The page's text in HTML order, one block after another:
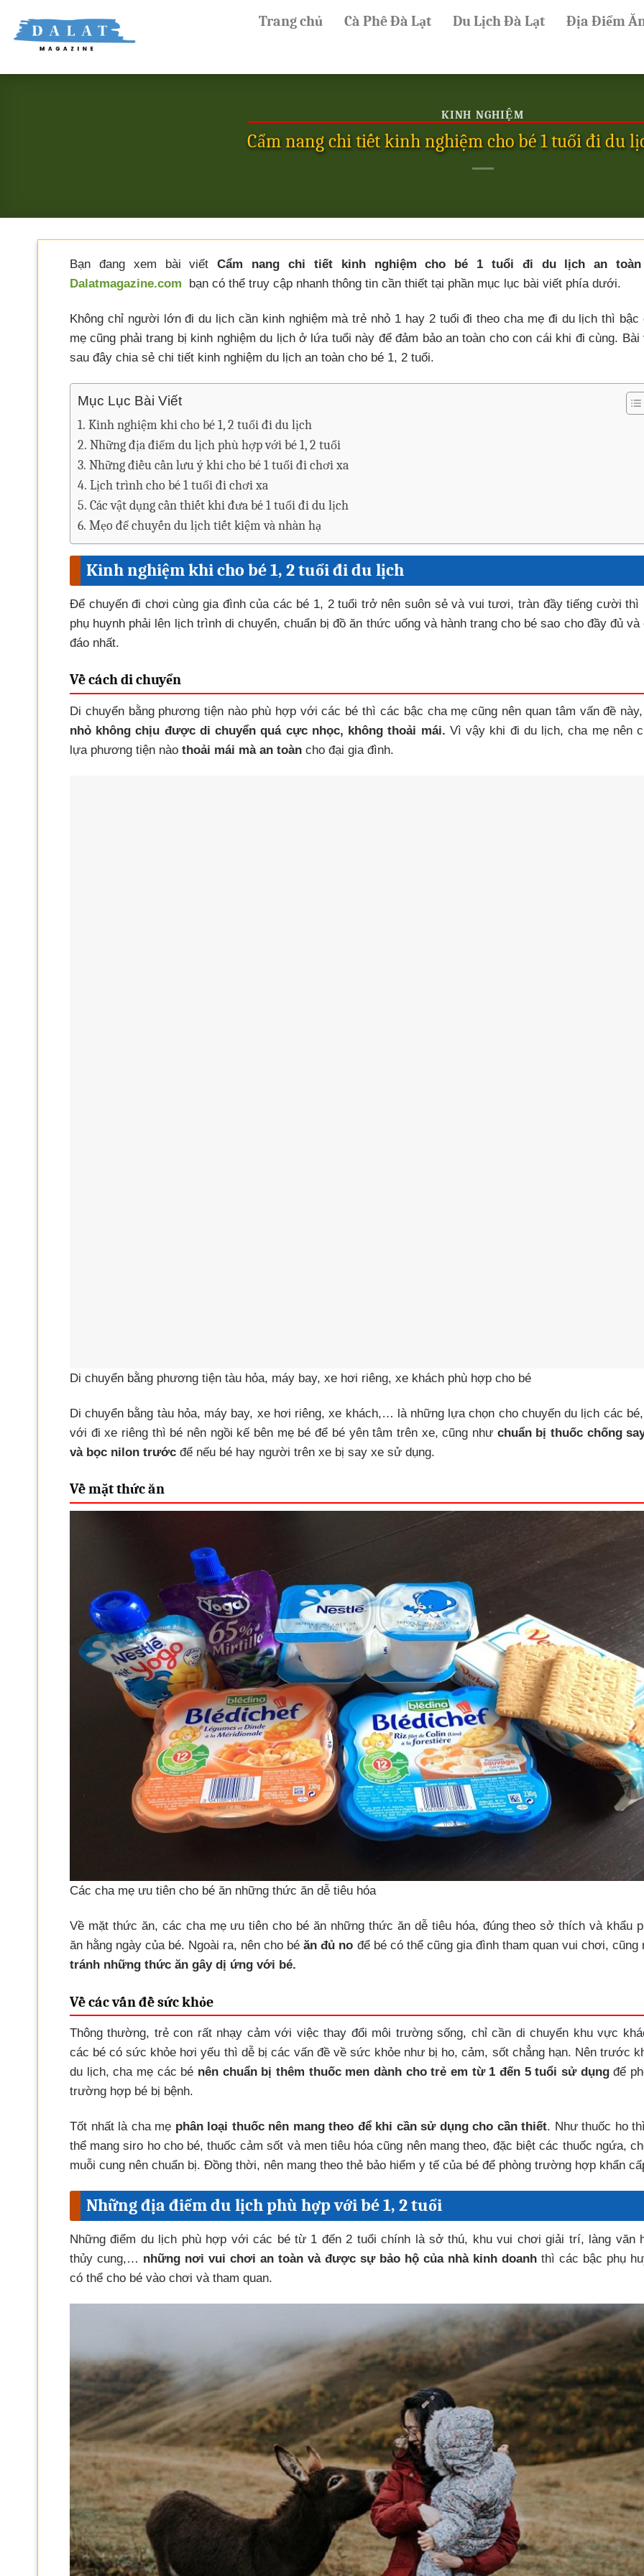
content
Trang chủ Cà Phê Đà Lạt Du Lịch Đà Lạt Địa Điểm
KINH NGHIỆM
Cẩm nang chi tiết kinh nghiệm cho bé 1 tuổi đi du
Bạn đang xem bài viếtCẩm nang chi tiết kinh nghiệm cho bé 1 tuổi đi du lịch an toàn
Dalatmagazine.com
bạn có thể truy cập nhanh thông tin cần thiết tại phần mục lục bài viết phía dưới.
Không chỉ người lớn đi du lịch cần kinh nghiệm mà trẻ nhỏ 1 hay 2 tuổi đi theo cha mẹ đi du lịch thì bậc
mẹ cũng phải trang bị kinh nghiệm du lịch ở lứa tuổi này để đảm bảo an toàn cho con cái khi đi cùng. Bài
sau đây chia sẻ chi tiết kinh nghiệm du lịch an toàn cho bé 1, 2 tuổi.
Mục Lục Bài Viết
Kinh nghiệm khi cho bé 1, 2 tuổi đi du lịch
Những địa điểm du lịch phù hợp với bé 1, 2 tuổi
Những điều cần lưu ý khi cho bé 1 tuổi đi chơi xa
Lịch trình cho bé 1 tuổi đi chơi xa
Các vật dụng cần thiết khi đưa bé 1 tuổi đi du lịch
Mẹo để chuyến du lịch tiết kiệm và nhàn hạ
Kinh nghiệm khi cho bé 1, 2 tuổi đi du lịch
Để chuyến đi chơi cùng gia đình của các bé 1, 2 tuổi trở nên suôn sẻ và vui tươi, tràn đầy tiếng cười thì
phụ huynh phải lên lịch trình di chuyển, chuẩn bị đồ ăn thức uống và hành trang cho bé sao cho đầy đủ và
đáo nhất.
Về cách di chuyển
Di chuyển bằng phương tiện nào phù hợp với các bé thì các bậc cha mẹ cũng nên quan tâm vấn đề này,
nhỏ không chịu được di chuyển quá cực nhọc, không thoải mái. Vì vậy khi đi du lịch, cha mẹ nên
lựa phương tiện nào thoải mái mà an toàn cho đại gia đình.
Di chuyển bằng phương tiện tàu hỏa, máy bay, xe hơi riêng, xe khách phù hợp cho bé
Di chuyển bằng tàu hỏa, máy bay, xe hơi riêng, xe khách,… là những lựa chọn cho chuyến du lịch các
với đi xe riêng thì bé nên ngồi kế bên mẹ bé để bé yên tâm trên xe, cũng như chuẩn bị thuốc chống
và bọc nilon trước để nếu bé hay người trên xe bị say xe sử dụng.
Về mặt thức ăn
Các cha mẹ ưu tiên cho bé ăn những thức ăn dễ tiêu hóa
Về mặt thức ăn, các cha mẹ ưu tiên cho bé ăn những thức ăn dễ tiêu hóa, đúng theo sở thích và khẩu
ăn hằng ngày của bé. Ngoài ra, nên cho béăn đủ no để bé có thể cũng gia đình tham quan vui chơi, cũng
tránh những thức ăn gây dị ứng với bé.
Về các vấn đề sức khỏe
Thông thường, trẻ con rất nhạy cảm với việc thay đổi môi trường sống, chỉ cần di chuyển khu vực
các bé có sức khỏe hơi yếu thì dễ bị các vấn đề về sức khỏe như bị ho, cảm, sốt chẳng hạn. Nên trước
du lịch, cha mẹ các bé nên chuẩn bị thêm thuốc men dành cho trẻ em từ 1 đến 5 tuổi sử dụngđể
trường hợp bé bị bệnh.
Tốt nhất là cha mẹ phân loại thuốc nên mang theo để khi cần sử dụng cho cần thiết. Như thuốc ho
thể mang siro ho cho bé, thuốc cảm sốt và men tiêu hóa cũng nên mang theo, đặc biệt các thuốc ngứa,
muỗi cung nên chuẩn bị. Đồng thời, nên mang theo thẻ bảo hiểm y tế của bé để phòng trường hợp khẩn
Những địa điểm du lịch phù hợp với bé 1, 2 tuổi
Những điểm du lịch phù hợp với các bé từ 1 đến 2 tuổi chính là sở thú, khu vui chơi giải trí, làng văn
thủy cung,… những nơi vui chơi an toàn và được sự bảo hộ của nhà kinh doanh thì các bậc phụ
có thể cho bé vào chơi và tham quan.